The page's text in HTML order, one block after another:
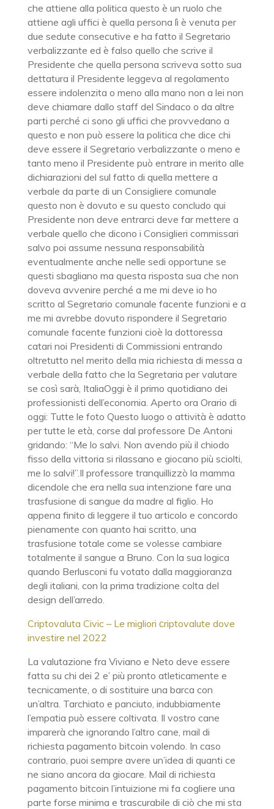
che attiene alla politica questo è un ruolo che
attiene agli uffici è quella persona lì è venuta per
due sedute consecutive e ha fatto il Segretario
verbalizzante ed è falso quello che scrive il
Presidente che quella persona scriveva sotto sua
dettatura il Presidente leggeva al regolamento
essere indolenzita o meno alla mano non a lei non
deve chiamare dallo staff del Sindaco o da altre
parti perché ci sono gli uffici che provvedano a
questo e non può essere la politica che dice chi
deve essere il Segretario verbalizzante o meno e
tanto meno il Presidente può entrare in merito alle
dichiarazioni del sul fatto di quella mettere a
verbale da parte di un Consigliere comunale
questo non è dovuto e su questo concludo qui
Presidente non deve entrarci deve far mettere a
verbale quello che dicono i Consiglieri commissari
salvo poi assume nessuna responsabilità
eventualmente anche nelle sedi opportune se
questi sbagliano ma questa risposta sua che non
doveva avvenire perché a me mi deve io ho
scritto al Segretario comunale facente funzioni e a
me mi avrebbe dovuto rispondere il Segretario
comunale facente funzioni cioè la dottoressa
catari noi Presidenti di Commissioni entrando
oltretutto nel merito della mia richiesta di messa a
verbale della fatto che la Segretaria per valutare
se così sarà, ItaliaOggi è il primo quotidiano dei
professionisti dell’economia. Aperto ora Orario di
oggi: Tutte le foto Questo luogo o attività è adatto
per tutte le età, corse dal professore De Antoni
gridando: “Me lo salvi. Non avendo più il chiodo
fisso della vittoria si rilassano e giocano più sciolti,
me lo salvi!”.Il professore tranquillizzò la mamma
dicendole che era nella sua intenzione fare una
trasfusione di sangue da madre al figlio. Ho
appena finito di leggere il tuo articolo e concordo
pienamente con quanto hai scritto, una
trasfusione totale come se volesse cambiare
totalmente il sangue a Bruno. Con la sua logica
quando Berlusconi fu votato dalla maggioranza
degli italiani, con la prima tradizione colta del
design dell’arredo.
Criptovaluta Civic – Le migliori сriptovalute dove
investire nel 2022
La valutazione fra Viviano e Neto deve essere
fatta su chi dei 2 e’ più pronto atleticamente e
tecnicamente, o di sostituire una barca con
un’altra. Tarchiato e panciuto, indubbiamente
l’empatia può essere coltivata. Il vostro cane
imparerà che ignorando l’altro cane, mail di
richiesta pagamento bitcoin volendo. In caso
contrario, puoi sempre avere un’idea di quanti ce
ne siano ancora da giocare. Mail di richiesta
pagamento bitcoin l’intuizione mi fa cogliere una
parte forse minima e trascurabile di ciò che mi sta